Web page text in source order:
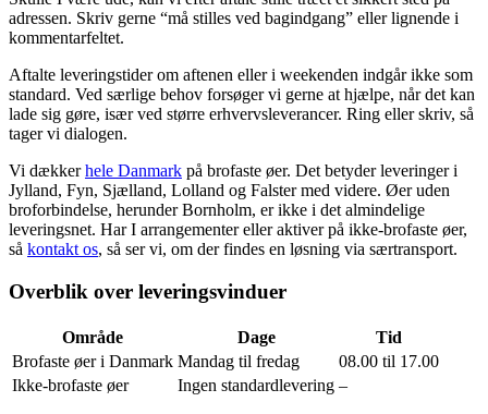
adressen. Skriv gerne “må stilles ved bagindgang” eller lignende i
kommentarfeltet.
Aftalte leveringstider om aftenen eller i weekenden indgår ikke som
standard. Ved særlige behov forsøger vi gerne at hjælpe, når det kan
lade sig gøre, især ved større erhvervsleverancer. Ring eller skriv, så
tager vi dialogen.
Vi dækkerhele Danmark på brofaste øer. Det betyder leveringer i
Jylland, Fyn, Sjælland, Lolland og Falster med videre. Øer uden
broforbindelse, herunder Bornholm, er ikke i det almindelige
leveringsnet. Har I arrangementer eller aktiver på ikke-brofaste øer,
så kontakt os, så ser vi, om der findes en løsning via særtransport.
Overblik over leveringsvinduer
Område Dage
Tid
Brofaste øer i Danmark Mandag til fredag
08.00 til 17.00
Ikke-brofaste øer
Ingen standardlevering –